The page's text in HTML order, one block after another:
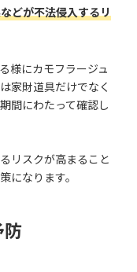
どが不法侵入するリ
様にカモフラージュ
家財道具だけでなく
間にわたって確認し
リスクが高まること
になります。